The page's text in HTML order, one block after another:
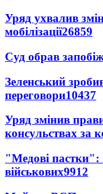
Уряд ухвалив
мобілізації26859
Суд обрав
Зеленський
переговори10437
Уряд змінив
консульствах за
"Медові
військових9912